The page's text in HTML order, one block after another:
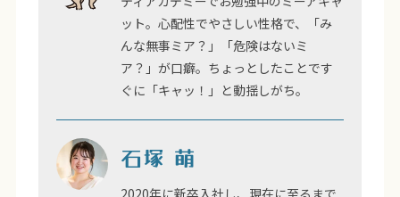
ット。心配性でやさしい性格で、「み
んな無事ミア？」「危険はないミ
ア？」が口癖。ちょっとしたことです
ぐに「キャッ！」と動揺しがち。
石塚 萌
2020年に新卒入社し、現在に至るまで